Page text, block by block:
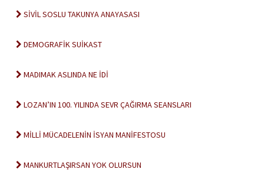
SİVİL SOSLU TAKUNYA ANAYASASI
DEMOGRAFİK SUİKAST
MADIMAK ASLINDA NE İDİ
LOZAN’IN 100. YILINDA SEVR ÇAĞIRMA SEANSLARI
MİLLİ MÜCADELENİN İSYAN MANİFESTOSU
MANKURTLAŞIRSAN YOK OLURSUN